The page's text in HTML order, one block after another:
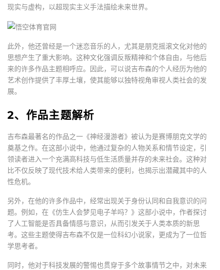
现实与虚构，以超现实主义手法描绘未来世界。
此外，他还曾经是一个迷恋音乐的人，尤其是朋克摇滚文化对他的
思想产生了重大影响。这种文化强调反叛精神和个体自由，与他后
来的许多作品主题相呼应。因此，可以说吉布森的个人经历为他的
艺术创作提供了丰厚土壤，使其能够以独特视角审视人类社会的发
展。
2、作品主题解析
吉布森最著名的作品之一《神经漫游者》被认为是赛博朋克文学的
奠基之作。在这部小说中，他通过复杂的人物关系和情节设定，引
领读者进入一个充满高科技与低生活质量并存的未来社会。这种对
比不仅反映了现代技术给人类带来的便利，也揭示出潜藏其中的人
性危机。
另外，在他的许多作品中，经常出现关于身份认同和自我意识的问
题。例如，在《仿生人会梦见电子羊吗？》这部小说中，作者探讨
了人工智能是否具备情感与意识，从而引发关于人类本质的新思
考。这些主题使得吉布森不仅是一位科幻小说家，更成为了一位哲
学思考者。
同时，他对于科技发展的警惕也贯穿于多个故事情节之中，对未来